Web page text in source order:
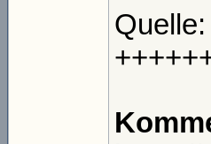
Quelle: